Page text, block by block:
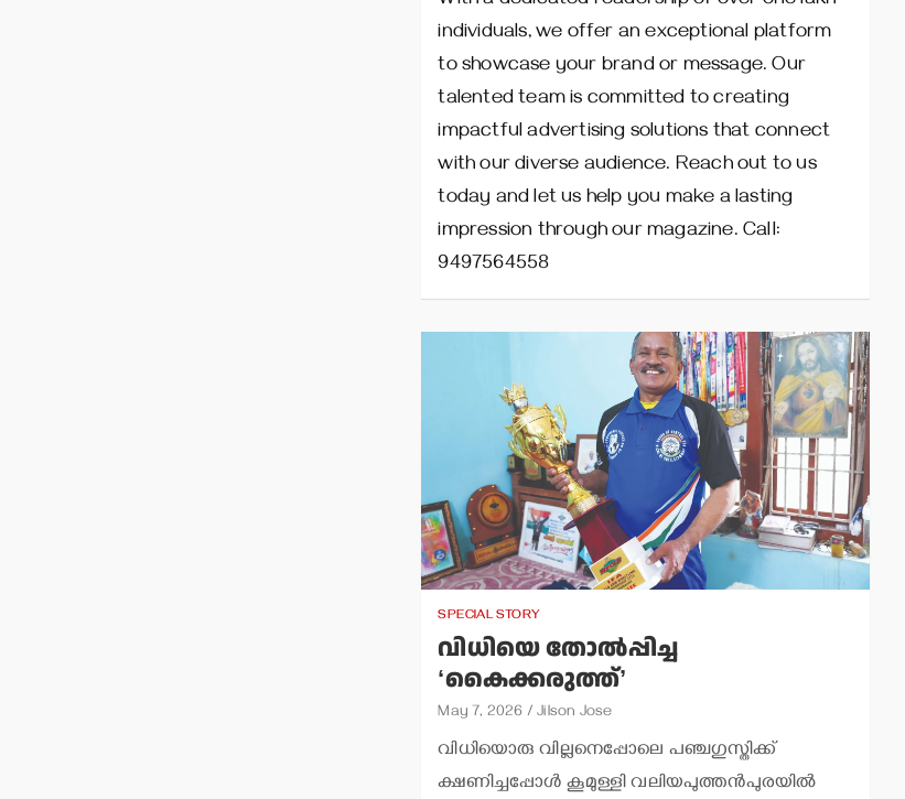
individuals, we offer an exceptional platform
to showcase your brand or message. Our
talented team is committed to creating
impactful advertising solutions that connect
with our diverse audience. Reach out to us
today and let us help you make a lasting
impression through our magazine. Call:
9497564558
SPECIAL STORY
വിധിയെ തോല്‍പ്പിച്ച
‘കൈക്കരുത്ത്’
May 7, 2026 Jilson Jose
വിധിയൊരു വില്ലനെപ്പോലെ പഞ്ചഗുസ്തിക്ക്
ക്ഷണിച്ചപ്പോള്‍ കൂമുള്ളി വലിയപുത്തന്‍പുരയില്‍